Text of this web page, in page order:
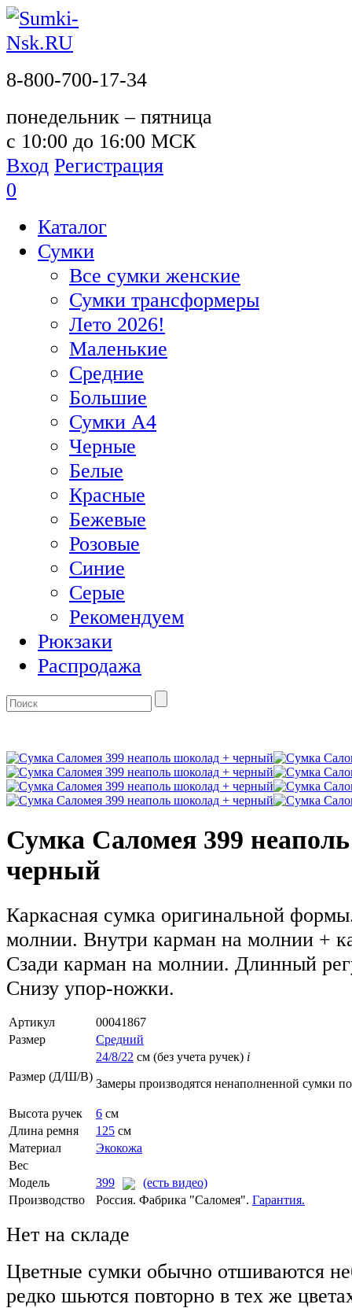
8-800-700-17-34
понедельник – пятница
с 10:00 до 16:00 МСК
Вход Регистрация
0
Каталог
Сумки
Все сумки женские
Сумки трансформеры
Лето 2026!
Маленькие
Средние
Большие
Сумки А4
Черные
Белые
Красные
Бежевые
Розовые
Синие
Серые
Рекомендуем
Рюкзаки
Распродажа
Сумка Саломея 399
черный
Каркасная сумка оригинальной
молнии. Внутри карман на молнии +
Сзади карман на молнии. Длинный
Снизу упор-ножки.
Артикул
00041867
Размер
Средний
Размер (Д/Ш/В)
24/8/22 см (без учета ручек) i
Замеры производятся ненаполненной сумки
Высота ручек 6 см
Длина ремня
125 см
Материал
Экокожа
Вес
Модель
399
(есть видео)
Производство
Россия. Фабрика "Саломея". Гарантия.
Нет на складе
Цветные сумки обычно отшиваются
редко шьются повторно в тех же